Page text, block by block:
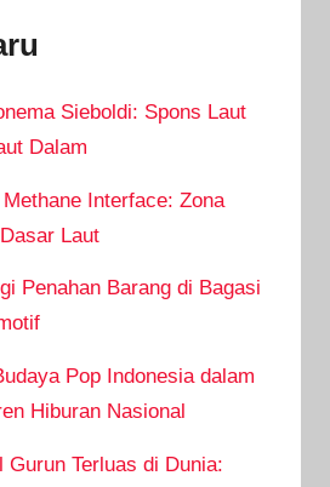
Sieboldi: Spons Laut
Dalam
Interface: Zona
Laut
Penahan Barang di Bagasi
Pop Indonesia dalam
Hiburan Nasional
Gurun Terluas di Dunia: